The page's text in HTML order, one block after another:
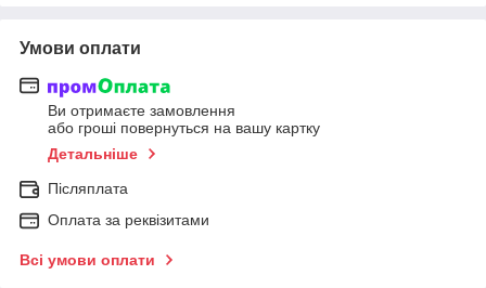
Умови оплати
Ви отримаєте замовлення
або гроші повернуться на вашу картку
Детальніше
Післяплата
Оплата за реквізитами
Всі умови оплати